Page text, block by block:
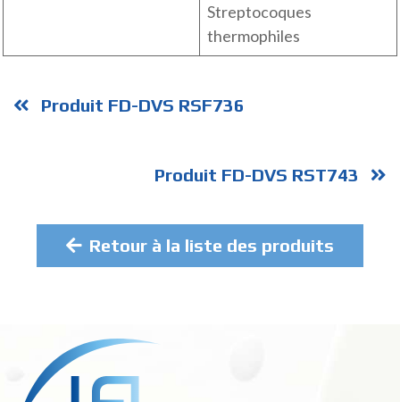
Streptocoques
thermophiles
Produit FD-DVS RSF736
Produit FD-DVS RST743
Retour à la liste des produits